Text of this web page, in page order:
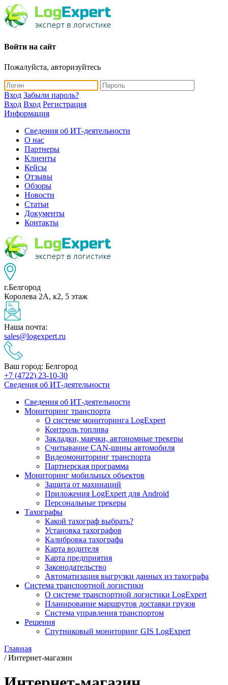
Войти на сайт
Пожалуйста, авторизуйтесь
Вход Забыли пароль?
Вход Вход Регистрация
Информация
Сведения об ИТ-деятельности
О нас
Партнеры
Клиенты
Кейсы
Отзывы
Обзоры
Новости
Статьи
Документы
Контакты
г.Белгород
Королева 2А, к2, 5 этаж
Наша почта:
sales@logexpert.ru
Ваш город: Белгород
+7 (4722) 23-10-30
Сведения об ИТ-деятельности
Сведения об ИТ-деятельности
Мониторинг транспорта
О системе мониторинга LogExpert
Контроль топлива
Закладки, маячки, автономные трекеры
Считывание CAN-шины автомобиля
Видеомониторинг транспорта
Партнерская программа
Мониторинг мобильных объектов
Защита от махинаций
Приложения LogExpert для Android
Персональные трекеры
Тахографы
Какой тахограф выбрать?
Установка тахографов
Калибровка тахографа
Карта водителя
Карта предприятия
Законодательство
Автоматизация выгрузки данных из тахографа
Система транспортной логистики
О системе транспортной логистики LogExpert
Планирование маршрутов доставки грузов
Система управления транспортом
Решения
Спутниковый мониторинг GIS LogExpert
Главная
/Интернет-магазин